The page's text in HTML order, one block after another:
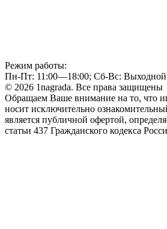
Режим работы:
Пн-Пт: 11:00—18:00; Сб-Вс: Выходной
© 2026 1nagrada. Все права защищены
Обращаем Ваше внимание на то, что
носит исключительно
является публичной офертой,
статьи 437 Гражданского кодекса